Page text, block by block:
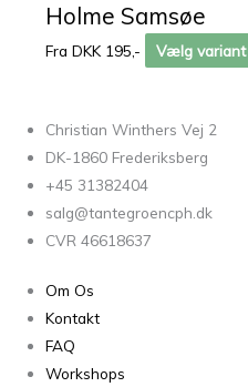
Holme Samsøe
Fra DKK 195,- Vælg variant
Christian Winthers Vej 2
DK-1860 Frederiksberg
+45 31382404
salg@tantegroencph.dk
CVR 46618637
Om Os
Kontakt
FAQ
Workshops